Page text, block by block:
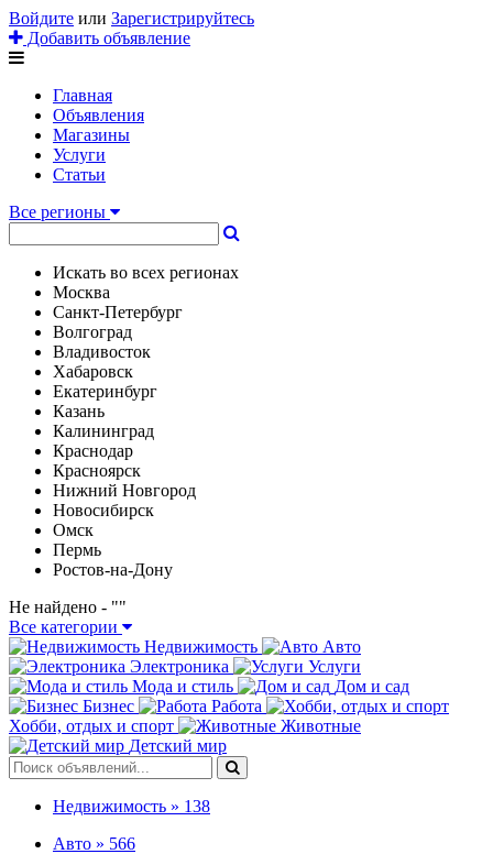
Войдите или Зарегистрируйтесь
Добавить объявление
Главная
Объявления
Магазины
Услуги
Статьи
Все регионы
Искать во всех регионах
Москва
Санкт-Петербург
Волгоград
Владивосток
Хабаровск
Екатеринбург
Казань
Калининград
Краснодар
Красноярск
Нижний Новгород
Новосибирск
Омск
Пермь
Ростов-на-Дону
Не найдено - ""
Все категории
Недвижимость
Авто
Электроника
Услуги
Мода и стиль
Дом и сад
Бизнес
Работа
Хобби, отдых и спорт
Животные
Детский мир
Недвижимость » 138
Авто » 566